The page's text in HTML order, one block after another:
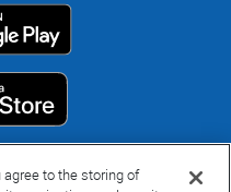
agree to the storing of